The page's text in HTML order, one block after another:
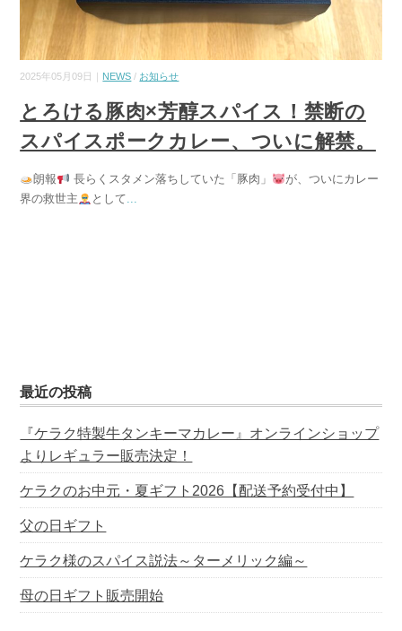
2025年05月09日｜ NEWS / お知らせ
とろける豚肉×芳醇スパイス！禁断の
スパイスポークカレー、ついに解禁。
朗報 長らくスタメン落ちしていた「豚肉」
が、ついにカレー
界の救世主
として...
最近の投稿
『ケラク特製牛タンキーマカレー』オンラインショップ
よりレギュラー販売決定！
ケラクのお中元・夏ギフト2026【配送予約受付中】
父の日ギフト
ケラク様のスパイス説法～ターメリック編～
母の日ギフト販売開始